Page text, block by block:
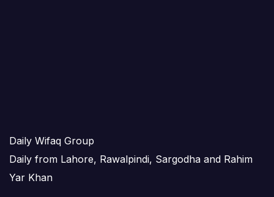
Daily Wifaq Group
Daily from Lahore, Rawalpindi, Sargodha and Rahim
Yar Khan